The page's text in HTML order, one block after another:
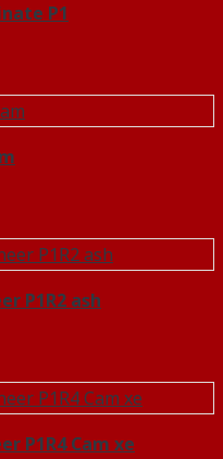
P1
P1R2 ash
P1R4 Cam xe